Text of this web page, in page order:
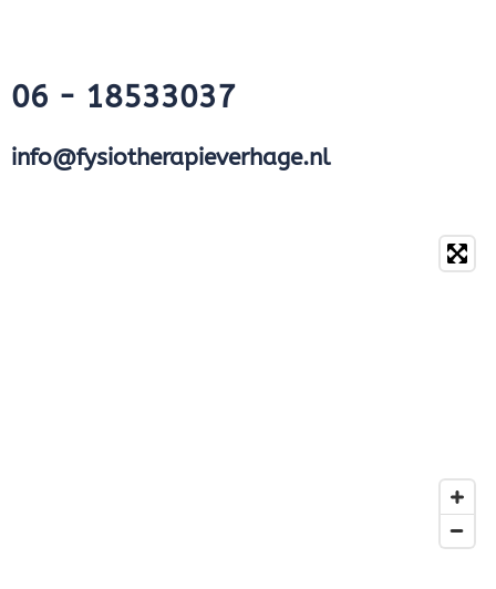
06 - 18533037
info@fysiotherapieverhage.nl